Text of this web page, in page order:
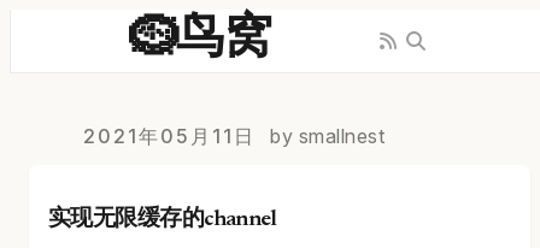
🪹鸟窝
2021年05月11日 by smallnest
实现无限缓存的channel